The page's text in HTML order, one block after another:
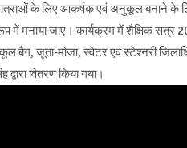
छात्राओं के लिए आकर्षक एवं अनुकूल बनाने के
में मनाया जाए। कार्यक्रम में शैक्षिक सत्र
बैग, जूता-मोजा, स्वेटर एवं स्टेश्नरी
वितरण किया गया।